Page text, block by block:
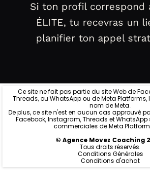
Si ton profil correspond
ÉLITE, tu recevras un
planifier ton appel
Ce site ne fait pas partie du site Web de
Threads, ou WhatsApp ou de Meta Platforms,
nom de Meta.
De plus, ce site n'est en aucun cas approuvé
Facebook, Instagram, Threads et
commerciales de Meta
© Agence Movez Coaching
Tous droits réservés.
Conditions Générales
Conditions d'achat